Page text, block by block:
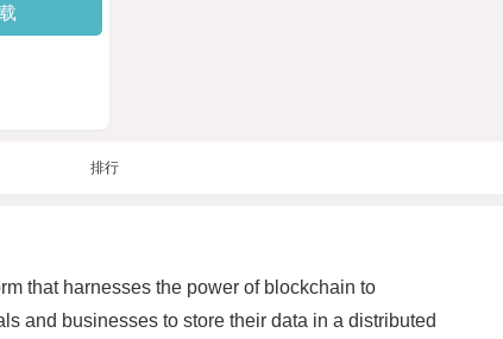
排行
that harnesses the power of blockchain to
and businesses to store their data in a distributed